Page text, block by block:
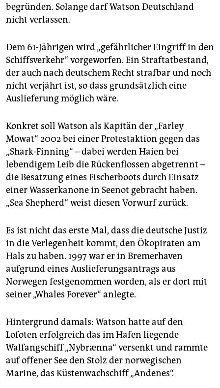
begründen. Solange darf Watson Deutschland
nicht verlassen.
Dem 61-Jährigen wird „gefährlicher Eingriff in den
Schiffsverkehr“ vorgeworfen. Ein Straftatbestand,
der auch nach deutschem Recht strafbar und noch
nicht verjährt ist, so dass grundsätzlich eine
Auslieferung möglich wäre.
Konkret soll Watson als Kapitän der „Farley
Mowat“ 2002 bei einer Protestaktion gegen das
„Shark-Finning“ – dabei werden Haien bei
lebendigem Leib die Rückenflossen abgetrennt –
die Besatzung eines Fischerboots durch Einsatz
einer Wasserkanone in Seenot gebracht haben.
„Sea Shepherd“ weist diesen Vorwurf zurück.
Es ist nicht das erste Mal, dass die deutsche Justiz
in die Verlegenheit kommt, den Ökopiraten am
Hals zu haben. 1997 war er in Bremerhaven
aufgrund eines Auslieferungsantrags aus
Norwegen festgenommen worden, als er dort mit
seiner „Whales Forever“ anlegte.
Hintergrund damals: Watson hatte auf den
Lofoten erfolgreich das im Hafen liegende
Walfangschiff „Nybrænna“ versenkt und rammte
auf offener See den Stolz der norwegischen
Marine, das Küstenwachschiff „Andenes“.